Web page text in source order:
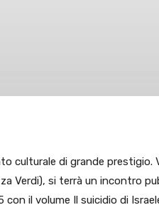
culturale di grande prestigio.
Verdi), si terrà un incontro
il volume Il suicidio di